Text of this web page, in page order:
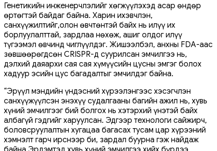
Генетикийн инженерчлэлийг хөгжүүлэхэд асар өндөр
өртөгтэй байдаг байна. Харин ихэвчлэн,
санхүүжилтийг,олон өвчтөнтэй байх нь илүү их
борлуулалттай, зардлаа нөхөж, ашиг олдог илүү
түгээмэл өвчинд чиглүүлдэг. Жишээлбэл, анхны FDA-аас
зөвшөөрөгдсөн CRISPR-д суурилсан эмчилгээ нь,
дэлхий даяархи сая сая хүмүүсийн цусны эмгэг болох
хадуур эсийн цус багадалтыг эмчилдэг байна.
“Эрүүл мэндийн үндэсний хүрээлэнгээс хэсэгчлэн
санхүүжүүлсэн энэхүү судалгааны багийн ажил нь, хувь
хүний ​​​​эмчилгээг бий болгох нь хэтэрхий үнэтэй байх
албагүй гэдгийг харуулсан. Эдгээр технологи сайжирч,
боловсруулалтын хугацаа багасах тусам цар хүрээний
хэмнэлт гарч ирснээр би, зардал буурна гэж найдаж